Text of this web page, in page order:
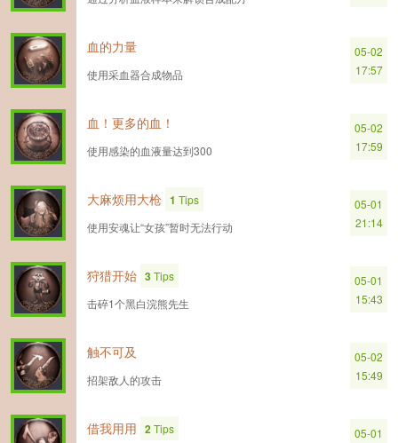
血的力量
使用采血器合成物品
05-02
17:57
血！更多的血！
使用感染的血液量达到300
05-02
17:59
大麻烦用大枪 1 Tips
使用安魂让“女孩”暂时无法行动
05-01
21:14
狩猎开始 3Tips
击碎1个黑白浣熊先生
05-01
15:43
触不可及
招架敌人的攻击
05-02
15:49
借我用用 2Tips
05-01